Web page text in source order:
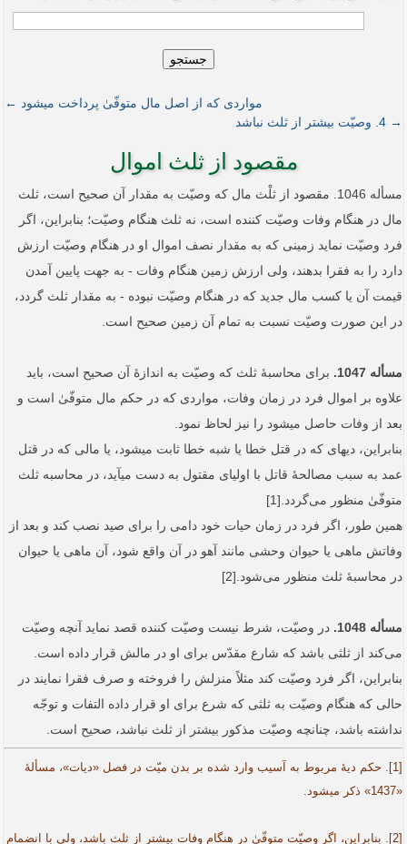
جستجو
مواردی که از اصل مال متوفّیٰ پرداخت می­شود ←
→ 4. وصیّت بیشتر از ثلث نباشد
مقصود از ثلث اموال
مسأله 1046. مقصود از ثلْث مال که وصیّت به مقدار آن صحیح است، ثلث
مال در هنگام وفات وصیّت کننده است، نه ثلث هنگام وصیّت؛ بنابراین، اگر
فرد وصیّت نماید زمینی که به مقدار نصف اموال او در هنگام وصیّت ارزش
دارد را به فقرا بدهند، ولی ارزش زمین هنگام وفات - به جهت پایین آمدن
قیمت آن یا کسب مال جدید که در هنگام وصیّت نبوده - به مقدار ثلث گردد،
در این صورت وصیّت نسبت به تمام آن زمین صحیح است.
مسأله 1047.
برای محاسبۀ ثلث که وصیّت به اندازۀ آن صحیح است، باید
علاوه بر اموال فرد در زمان وفات، مواردی که در حکم مال متوفّیٰ است و
بعد از وفات حاصل می­شود را نیز لحاظ نمود.
بنابراین، دیه­ای که در قتل خطا یا شبه خطا ثابت می­شود، یا مالی که در قتل
عمد به سبب مصالحۀ قاتل با اولیای مقتول به دست می­آید، در محاسبه ثلث
متوفّیٰ منظور می‌گردد.[1]
همین طور، اگر فرد در زمان حیات خود دامی را برای صید نصب کند و بعد از
وفاتش ماهی یا حیوان وحشی مانند آهو در آن واقع شود، آن ماهی یا حیوان
در محاسبۀ ثلث منظور می‌شود.[2]
مسأله 1048.
در وصیّت، شرط نیست وصیّت کننده قصد نماید آنچه وصیّت
می‌کند از ثلثی باشد که شارع مقدّس برای او در مالش قرار داده است.
بنابراین، اگر فرد وصیّت کند مثلاً منزلش را فروخته و صرف فقرا نمایند در
حالی که هنگام وصیّت به ثلثی که شرع برای او قرار داده التفات و توجّه
نداشته باشد، چنانچه وصیّت مذکور بیشتر از ثلث نباشد، صحیح است.
[1]. حکم دیۀ مربوط به آسیب وارد شده بر بدن میّت در فصل «دیات»، مسألۀ
«1437» ذکر می­شود.
[2]. بنابراین، اگر وصیّت متوفّیٰ در هنگام وفات بیشتر از ثلث باشد، ولی با انضمام